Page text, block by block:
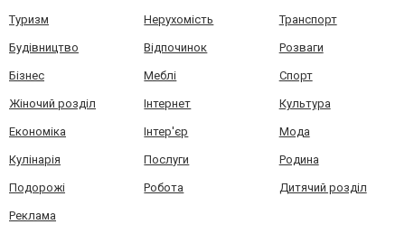
Туризм Нерухомість Транспорт
Будівництво Відпочинок Розваги
Бізнес Меблі Спорт
Жіночий розділ Інтернет Культура
Економіка Інтер'єр Мода
Кулінарія Послуги Родина
Подорожі Робота Дитячий розділ
Реклама